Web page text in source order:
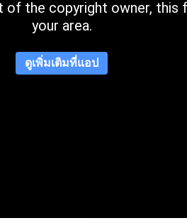
the copyright owner, this
your area.
ดูเพิ่มเติมที่แอป